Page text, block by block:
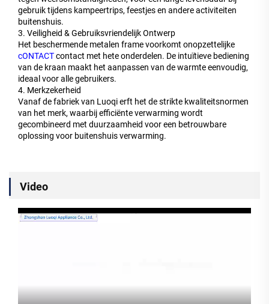
gebruik tijdens kampeertrips, feestjes en andere activiteiten
buitenshuis.
3. Veiligheid & Gebruiksvriendelijk Ontwerp
Het beschermende metalen frame voorkomt onopzettelijke
cONTACTcontact met hete onderdelen. De intuïtieve bediening
van de kraan maakt het aanpassen van de warmte eenvoudig,
ideaal voor alle gebruikers.
4. Merkzekerheid
Vanaf de fabriek van Luoqi erft het de strikte kwaliteitsnormen
van het merk, waarbij efficiënte verwarming wordt
gecombineerd met duurzaamheid voor een betrouwbare
oplossing voor buitenshuis verwarming.
Video